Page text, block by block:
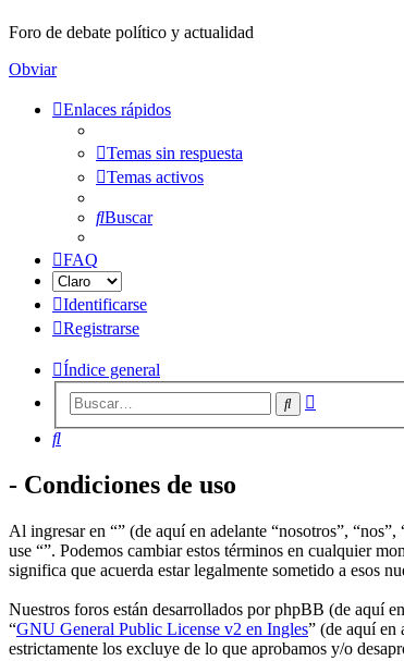
Foro de debate político y actualidad
Obviar
Enlaces rápidos
Temas sin respuesta
Temas activos
Buscar
FAQ
Identificarse
Registrarse
Índice general
Buscar
Buscar
- Condiciones de uso
Al ingresar en “” (de aquí en adelante “nosotros”,
use “”. Podemos cambiar estos términos en cualquier
significa que acuerda estar legalmente sometido a esos
Nuestros foros están desarrollados por phpBB (de aquí
“GNU General Public License v2 en Ingles” (de aquí en
estrictamente los excluye de lo que aprobamos y/o